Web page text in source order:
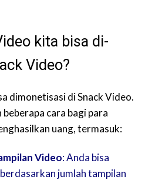
kita bisa di-
Video?
dimonetisasi di Snack Video.
cara bagi para
uang, termasuk:
Video: Anda bisa
jumlah tampilan